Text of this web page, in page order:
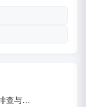
查与…